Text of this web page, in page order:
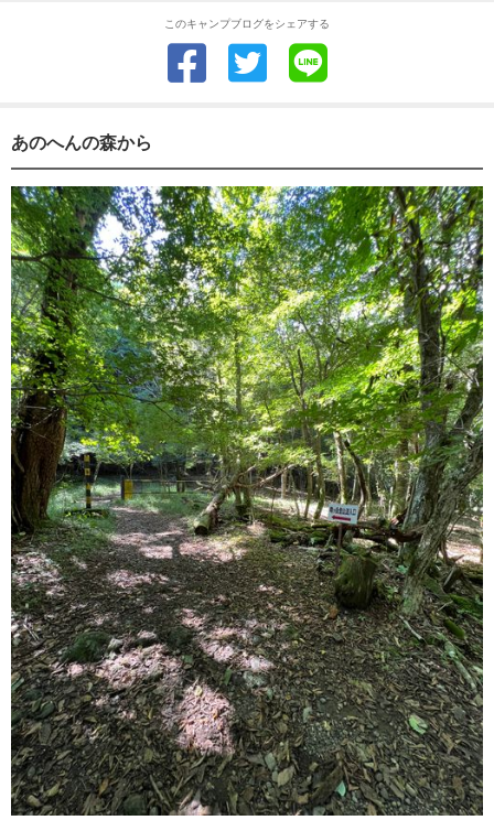
このキャンプブログをシェアする
あのへんの森から